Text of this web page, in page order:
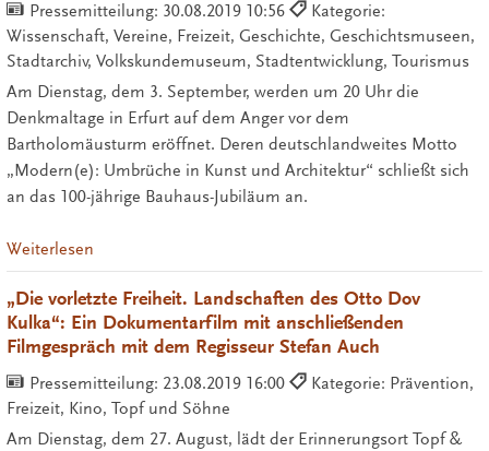
Pressemitteilung: 30.08.2019 10:56
Kategorie:
Wissenschaft, Vereine, Freizeit, Geschichte, Geschichtsmuseen,
Stadtarchiv, Volkskundemuseum, Stadtentwicklung, Tourismus
Am Dienstag, dem 3. September, werden um 20 Uhr die
Denkmaltage in Erfurt auf dem Anger vor dem
Bartholomäusturm eröffnet. Deren deutschlandweites Motto
„Modern(e): Umbrüche in Kunst und Architektur“ schließt sich
an das 100-jährige Bauhaus-Jubiläum an.
Weiterlesen
„Die vorletzte Freiheit. Landschaften des Otto Dov
Kulka“: Ein Dokumentarfilm mit anschließenden
Filmgespräch mit dem Regisseur Stefan Auch
Pressemitteilung: 23.08.2019 16:00
Kategorie: Prävention,
Freizeit, Kino, Topf und Söhne
Am Dienstag, dem 27. August, lädt der Erinnerungsort Topf &